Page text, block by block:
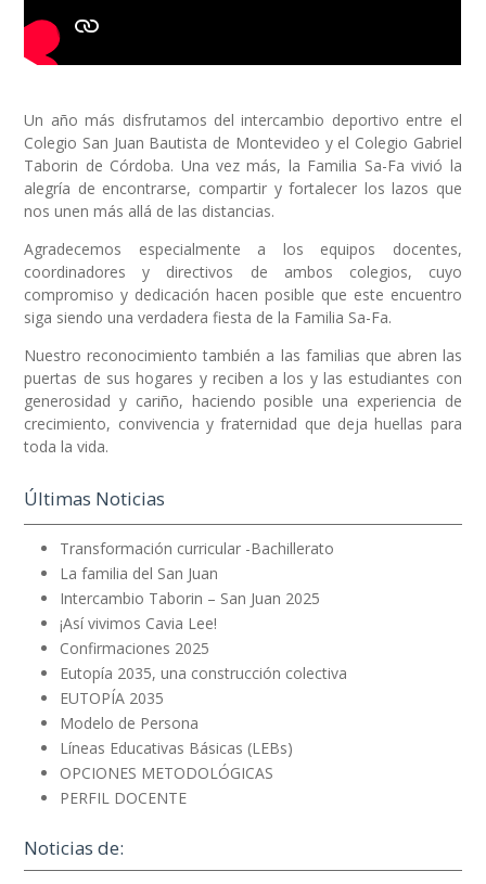
Un año más disfrutamos del intercambio deportivo entre el
Colegio San Juan Bautista de Montevideo y el Colegio Gabriel
Taborin de Córdoba. Una vez más, la Familia Sa-Fa vivió la
alegría de encontrarse, compartir y fortalecer los lazos que
nos unen más allá de las distancias.
Agradecemos especialmente a los equipos docentes,
coordinadores y directivos de ambos colegios, cuyo
compromiso y dedicación hacen posible que este encuentro
siga siendo una verdadera fiesta de la Familia Sa-Fa.
Nuestro reconocimiento también a las familias que abren las
puertas de sus hogares y reciben a los y las estudiantes con
generosidad y cariño, haciendo posible una experiencia de
crecimiento, convivencia y fraternidad que deja huellas para
toda la vida.
Últimas Noticias
Transformación curricular -Bachillerato
La familia del San Juan
Intercambio Taborin – San Juan 2025
¡Así vivimos Cavia Lee!
Confirmaciones 2025
Eutopía 2035, una construcción colectiva
EUTOPÍA 2035
Modelo de Persona
Líneas Educativas Básicas (LEBs)
OPCIONES METODOLÓGICAS
PERFIL DOCENTE
Noticias de: